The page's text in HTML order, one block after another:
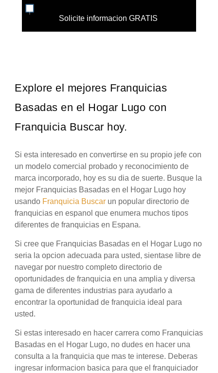
Solicite informacion GRATIS
Explore el mejores Franquicias
Basadas en el Hogar Lugo con
Franquicia Buscar hoy.
Si esta interesado en convertirse en su propio jefe con
un modelo comercial probado y reconocimiento de
marca incorporado, hoy es su dia de suerte. Busque la
mejor Franquicias Basadas en el Hogar Lugo hoy
usando Franquicia Buscar un popular directorio de
franquicias en espanol que enumera muchos tipos
diferentes de franquicias en Espana.
Si cree que Franquicias Basadas en el Hogar Lugo no
seria la opcion adecuada para usted, sientase libre de
navegar por nuestro completo directorio de
oportunidades de franquicia en una amplia y diversa
gama de diferentes industrias para ayudarlo a
encontrar la oportunidad de franquicia ideal para
usted.
Si estas interesado en hacer carrera como Franquicias
Basadas en el Hogar Lugo, no dudes en hacer una
consulta a la franquicia que mas te interese. Deberas
ingresar informacion basica para que el franquiciador